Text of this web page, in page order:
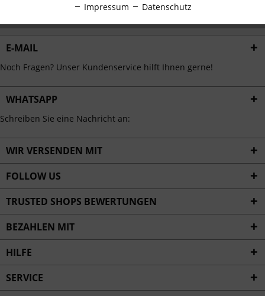
E-MAIL
Noch Fragen? Unser Kundenservice hilft Ihnen gerne!
WHATSAPP
Schreiben Sie eine Nachricht an:
WIR VERSENDEN MIT
FOLLOW US
TRUSTED SHOPS BEWERTUNGEN
BEZAHLEN MIT
HILFE
SERVICE
Personalisierung Inaktiv
Service
Impressum Datenschutz